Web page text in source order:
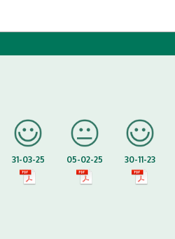
31-03-25 05-02-25 30-11-23